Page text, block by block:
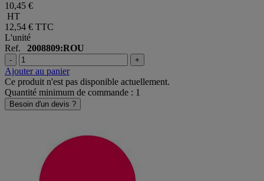
10,45 €
HT
12,54 € TTC
L'unité
Ref. 2008809:ROU
- +
Ajouter au panier
Ce produit n'est pas disponible actuellement.
Quantité minimum de commande : 1
Besoin d'un devis ?